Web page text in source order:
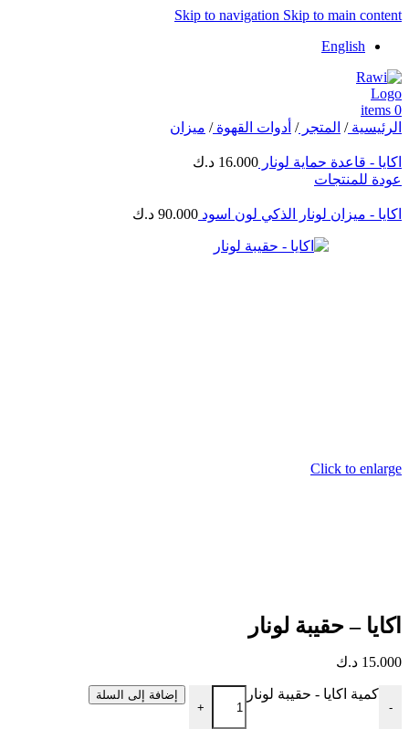
Skip to navigation Skip to main content
English
0
items
الرئيسية/ المتجر/ أدوات القهوة/ ميزان
اكايا - قاعدة حماية لونار 16.000 د.ك
عودة للمنتجات
اكايا - ميزان لونار الذكي لون اسود 90.000 د.ك
Click to enlarge
اكايا – حقيبة لونار
15.000 د.ك
-
كمية اكايا - حقيبة لونار
+
إضافة إلى السلة